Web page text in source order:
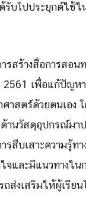
รับไปประยุกต์ใช้
รสร้างสื่อการสอ
2561 เพื่อแก้ปัญ
ศาสตร์ด้วยตนเอ
านวัสดุอุปกรณ์มา
สืบเสาะความรู้ท
และมีแนวทางใน
ส่งเสริมให้ผู้เรีย